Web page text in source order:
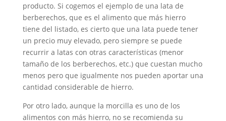
producto. Si cogemos el ejemplo de una lata de
berberechos, que es el alimento que más hierro
tiene del listado, es cierto que una lata puede tener
un precio muy elevado, pero siempre se puede
recurrir a latas con otras características (menor
tamaño de los berberechos, etc.) que cuestan mucho
menos pero que igualmente nos pueden aportar una
cantidad considerable de hierro.
Por otro lado, aunque la morcilla es uno de los
alimentos con más hierro, no se recomienda su